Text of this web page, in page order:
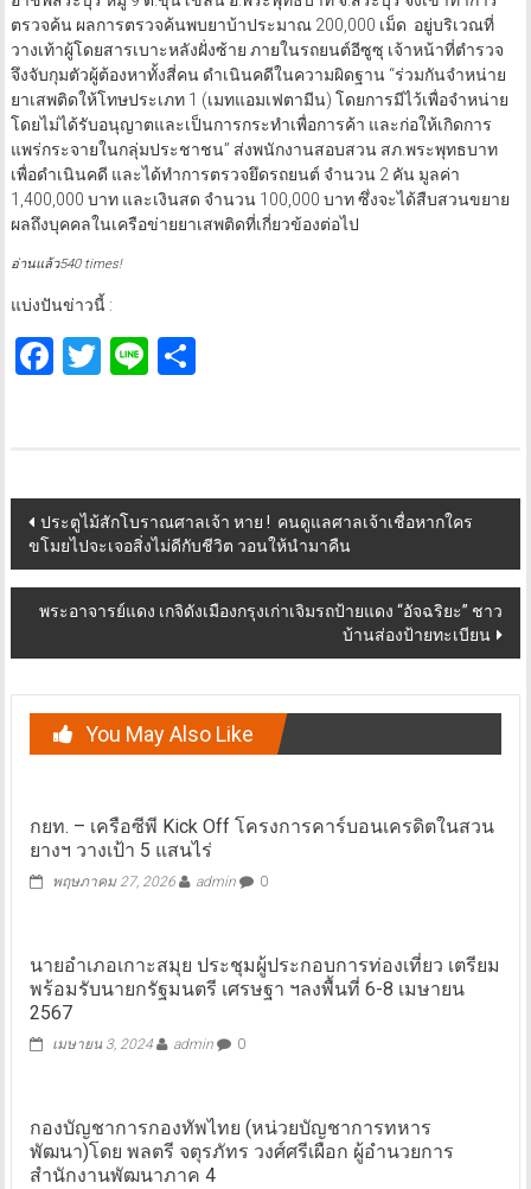
ตรวจค้น ผลการตรวจค้นพบยาบ้าประมาณ 200,000 เม็ด อยู่บริเวณที่
วางเท้าผู้โดยสารเบาะหลังฝั่งซ้าย ภายในรถยนต์อีซูซุ เจ้าหน้าที่ตำรวจ
จึงจับกุมตัวผู้ต้องหาทั้งสี่คน ดำเนินคดีในความผิดฐาน “ร่วมกันจำหน่าย
ยาเสพติดให้โทษประเภท 1 (เมทแอมเฟตามีน) โดยการมีไว้เพื่อจำหน่าย
โดยไม่ได้รับอนุญาตและเป็นการกระทำเพื่อการค้า และก่อให้เกิดการ
แพร่กระจายในกลุ่มประชาชน” ส่งพนักงานสอบสวน สภ.พระพุทธบาท
เพื่อดำเนินคดี และได้ทำการตรวจยึดรถยนต์ จำนวน 2 คัน มูลค่า
1,400,000 บาท และเงินสด จำนวน 100,000 บาท ซึ่งจะได้สืบสวนขยาย
ผลถึงบุคคลในเครือข่ายยาเสพติดที่เกี่ยวข้องต่อไป
อ่านแล้ว540 times!
แบ่งปันข่าวนี้ :
Facebook
Twitter
LineShare
Post
navigation
ประตูไม้สักโบราณศาลเจ้า หาย ! คนดูแลศาลเจ้าเชื่อหากใคร
ขโมยไปจะเจอสิ่งไม่ดีกับชีวิต วอนให้นำมาคืน
พระอาจารย์แดง เกจิดังเมืองกรุงเก่าเจิมรถป้ายแดง “อัจฉริยะ” ชาว
บ้านส่องป้ายทะเบียน
You May Also Like
กยท. – เครือซีพี Kick Off โครงการคาร์บอนเครดิตในสวน
ยางฯ วางเป้า 5 แสนไร่
พฤษภาคม 27, 2026 admin 0
นายอำเภอเกาะสมุย ประชุมผู้ประกอบการท่องเที่ยว เตรียม
พร้อมรับนายกรัฐมนตรี เศรษฐา ฯลงพื้นที่ 6-8 เมษายน
2567
เมษายน 3, 2024 admin 0
กองบัญชาการกองทัพไทย (หน่วยบัญชาการทหาร
พัฒนา)โดย พลตรี จตุรภัทร วงศ์ศรีเผือก ผู้อำนวยการ
สำนักงานพัฒนาภาค 4